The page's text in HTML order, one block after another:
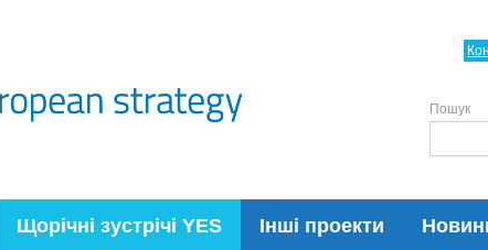
Щорічні зустрічі YES Інші проекти
Пошук